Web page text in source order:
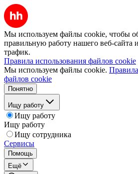
Мы используем файлы cookie, чтобы
правильную работу нашего веб-сайта
трафик.
Правила использования файлов cookie
Мы используем файлы cookie.
файлов cookie
Понятно
Ищу работу
Ищу работу
Ищу работу
Ищу сотрудника
Сервисы
Помощь
Ещё